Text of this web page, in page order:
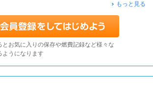
もっと見る
とお気に入りの保存や燃費記録など様々な
ようになります